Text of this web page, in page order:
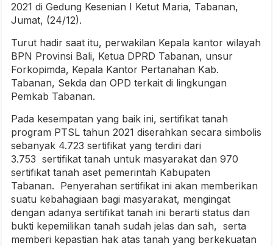
2021 di Gedung Kesenian I Ketut Maria, Tabanan,
Jumat, (24/12).
Turut hadir saat itu, perwakilan Kepala kantor wilayah
BPN Provinsi Bali, Ketua DPRD Tabanan, unsur
Forkopimda, Kepala Kantor Pertanahan Kab.
Tabanan, Sekda dan OPD terkait di lingkungan
Pemkab Tabanan.
Pada kesempatan yang baik ini, sertifikat tanah
program PTSL tahun 2021 diserahkan secara simbolis
sebanyak 4.723 sertifikat yang terdiri dari
3.753 sertifikat tanah untuk masyarakat dan 970
sertifikat tanah aset pemerintah Kabupaten
Tabanan. Penyerahan sertifikat ini akan memberikan
suatu kebahagiaan bagi masyarakat, mengingat
dengan adanya sertifikat tanah ini berarti status dan
bukti kepemilikan tanah sudah jelas dan sah, serta
memberi kepastian hak atas tanah yang berkekuatan